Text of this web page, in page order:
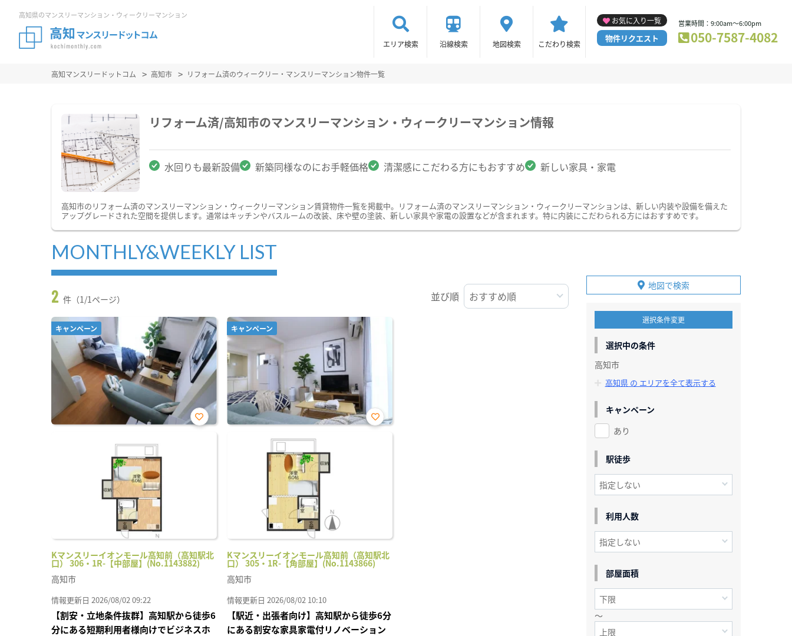
高知県のマンスリーマンション・ウィークリーマンション
エリア検索 沿線検索 地図検索 こだわり検索
お気に入り一覧
物件リクエスト
営業時間：9:00am～6:00pm
050-7587-4082
高知マンスリードットコム 高知市 リフォーム済のウィークリー・マンスリーマンション物件一覧
リフォーム済/高知市のマンスリーマンション・ウィークリーマンション情報
水回りも最新設備 新築同様なのにお手軽価格 清潔感にこだわる方にもおすすめ 新しい家具・家電
高知市のリフォーム済のマンスリーマンション・ウィークリーマンション賃貸物件一覧を掲載中。リフォーム済のマンスリーマンション・ウィークリーマンションは、新しい内装や設備を備えた
アップグレードされた空間を提供します。通常はキッチンやバスルームの改装、床や壁の塗装、新しい家具や家電の設置などが含まれます。特に内装にこだわられる方にはおすすめです。
MONTHLY&WEEKLY LIST
2 件（1/1ページ） 並び順
キャンペーン
Kマンスリーイオンモール高知前（高知駅北
口） 306・1R-【中部屋】(No.1143882)
お気
高知市
情報更新日 2026/08/02 09:22
【割安・立地条件抜群】高知駅から徒歩6
分にある短期利用者様向けでビジネスホ
キャンペーン
Kマンスリーイオンモール高知前（高知駅北
口） 305・1R-【角部屋】(No.1143866)
お気
高知市
情報更新日 2026/08/02 10:10
【駅近・出張者向け】高知駅から徒歩6分
にある割安な家具家電付リノベーション
地図で検索
選択条件変更
選択中の条件
高知市
高知県 の エリアを全て表示する
キャンペーン
あり
駅徒歩
利用人数
部屋面積
～